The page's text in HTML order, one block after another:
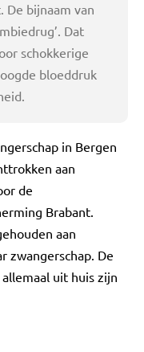
bijnaam van
Dat
schokkerige
bloeddruk
in Bergen
aan
de
Brabant.
aan
zwangerschap. De
uit huis zijn